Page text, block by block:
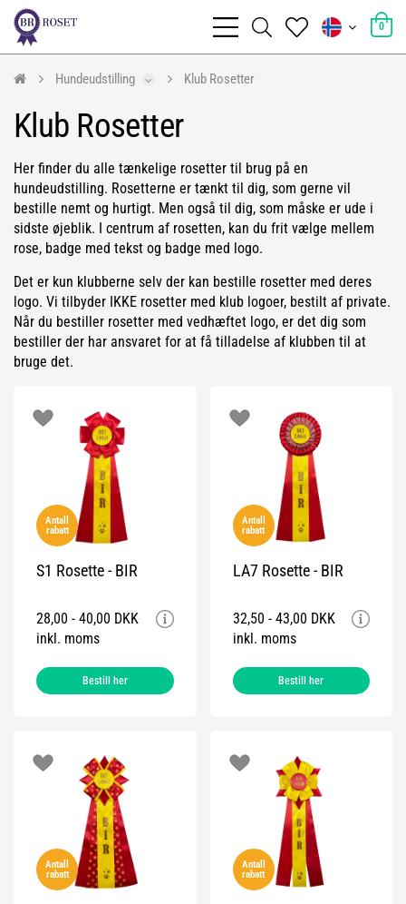
0
Hundeudstilling Klub Rosetter
Klub Rosetter
Her finder du alle tænkelige rosetter til brug på en
hundeudstilling. Rosetterne er tænkt til dig, som gerne vil
bestille nemt og hurtigt. Men også til dig, som måske er ude i
sidste øjeblik. I centrum af rosetten, kan du frit vælge mellem
rose, badge med tekst og badge med logo.
Det er kun klubberne selv der kan bestille rosetter med deres
logo. Vi tilbyder IKKE rosetter med klub logoer, bestilt af private.
Når du bestiller rosetter med vedhæftet logo, er det dig som
bestiller der har ansvaret for at få tilladelse af klubben til at
bruge det.
Antall
rabatt
S1 Rosette - BIR
28,00 - 40,00 DKK
inkl. moms
Bestill her
Antall
rabatt
LA7 Rosette - BIR
32,50 - 43,00 DKK
inkl. moms
Bestill her
Antall
rabatt
Antall
rabatt